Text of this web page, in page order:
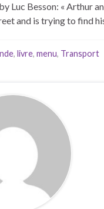
Luc Besson: « Arthur
and is trying to find
, livre, menu, Transport